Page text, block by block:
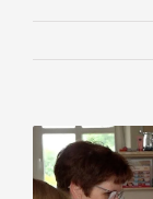
View
Larger